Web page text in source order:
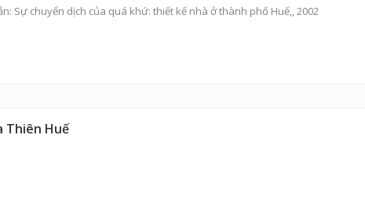
Sự chuyển dịch của quá khứ: thiết kế nhà ở thành phố Huế,, 2002
Thiên Huế